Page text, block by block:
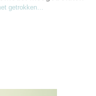
getrokken…